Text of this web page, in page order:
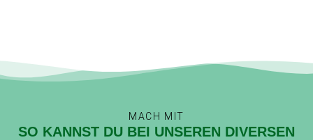
MACH MIT
SO KANNST DU BEI UNSEREN DIVERSEN